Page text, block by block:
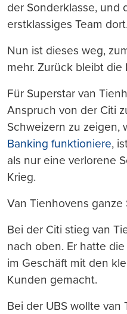
der Sonderklasse, und
erstklassiges Team dort.
Nun ist dieses weg,
mehr. Zurück bleibt die
Für Superstar van
Anspruch von der Citi
Schweizern zu zeigen,
Banking funktioniere,
als nur eine verlorene
Krieg.
Van Tienhovens ganze
Bei der Citi stieg van
nach oben. Er hatte
im Geschäft mit den
Kunden gemacht.
Bei der UBS wollte